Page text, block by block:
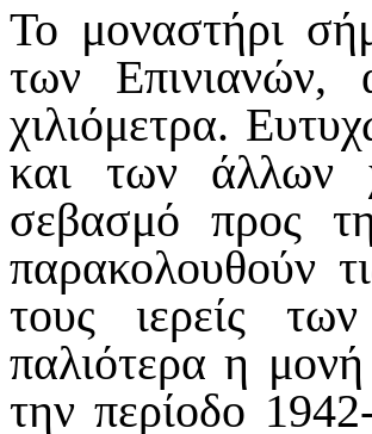
Το μοναστήρι
των
χιλιόμετρα.
και των άλλων
σεβασμό προς
παρακολουθούν
τους ιερείς
παλιότερα η
την περίοδο